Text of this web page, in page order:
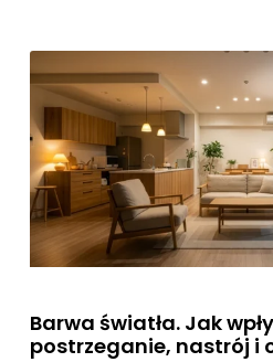
Barwa światła. Jak
postrzeganie, nastrój i